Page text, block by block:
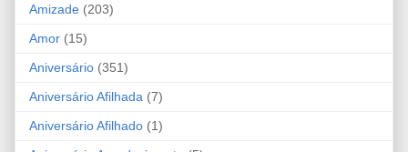
Amizade (203)
Amor (15)
Aniversário (351)
Aniversário Afilhada (7)
Aniversário Afilhado (1)